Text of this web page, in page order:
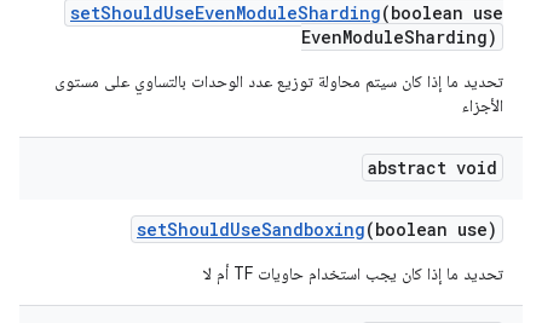
setShouldUseEvenModuleSharding(boolean use
EvenModuleSharding)
تحديد ما إذا كان سيتم محاولة توزيع عدد الوحدات بالتساوي على مستوى
الأجزاء
abstract void
setShouldUseSandboxing(boolean use)
تحديد ما إذا كان يجب استخدام حاويات TF أم لا